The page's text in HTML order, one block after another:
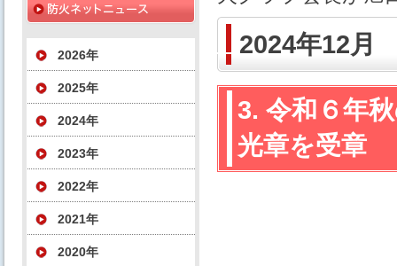
2026年
2025年
2024年
2023年
2022年
2021年
2020年
2024年12月
3. 令和６年
光章を受章